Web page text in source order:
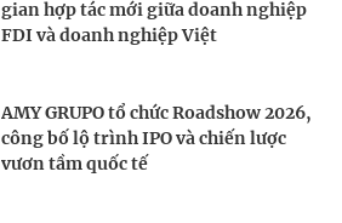
gian hợp tác mới giữa doanh nghiệp
FDI và doanh nghiệp Việt
AMY GRUPO tổ chức Roadshow 2026,
công bố lộ trình IPO và chiến lược
vươn tầm quốc tế